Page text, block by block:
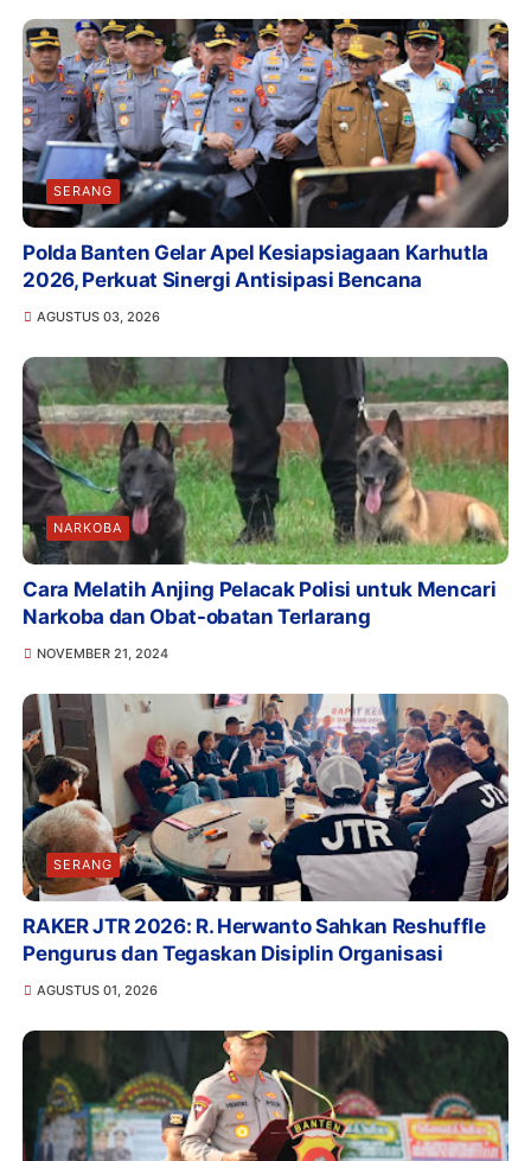
SERANG
Polda Banten Gelar Apel Kesiapsiagaan Karhutla
2026, Perkuat Sinergi Antisipasi Bencana
AGUSTUS 03, 2026
NARKOBA
Cara Melatih Anjing Pelacak Polisi untuk Mencari
Narkoba dan Obat-obatan Terlarang
NOVEMBER 21, 2024
SERANG
RAKER JTR 2026: R. Herwanto Sahkan Reshuffle
Pengurus dan Tegaskan Disiplin Organisasi
AGUSTUS 01, 2026